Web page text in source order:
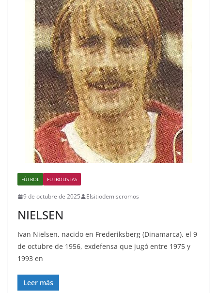
FÚTBOL FUTBOLISTAS
9 de octubre de 2025 Elsitiodemiscromos
NIELSEN
Ivan Nielsen, nacido en Frederiksberg (Dinamarca), el 9
de octubre de 1956, exdefensa que jugó entre 1975 y
1993 en
Leer más